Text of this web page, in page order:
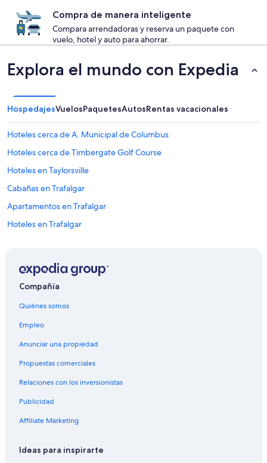
Compra de manera inteligente
Compara arrendadoras y reserva un paquete con
vuelo, hotel y auto para ahorrar.
Explora el mundo con Expedia
HospedajesVuelosPaquetesAutosRentas vacacionales
Hoteles cerca de A. Municipal de Columbus
Hoteles cerca de Timbergate Golf Course
Hoteles en Taylorsville
Cabañas en Trafalgar
Apartamentos en Trafalgar
Hoteles en Trafalgar
Hoteles cerca de First Christian Church
Hoteles 5 estrellas en Edimburgo
Apart-Hoteles en Edimburgo
B&B en Edimburgo
Campings en Edimburgo
Casas de huéspedes en Edimburgo
Apartamentos en Edimburgo
Hoteles con casino en Edimburgo
Compañía
Quiénes somos
Empleo
Anunciar una propiedad
Propuestas comerciales
Relaciones con los inversionistas
Publicidad
Affiliate Marketing
Ideas para inspirarte